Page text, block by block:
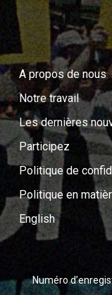
A propos de nous
Notre travail
Les dernières
Participez
Politique de
Politique en
English
Numéro